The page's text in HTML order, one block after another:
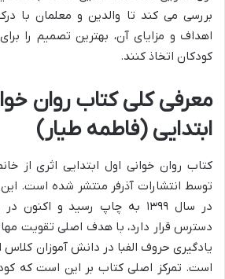
بررسی می کند تا والدین و معلمان با
اهداف و مزایای آن، بهترین تصمیم را
کودکان اتخاذ کنند.
معرفی کلی کتاب روان
ابتدایی (فاطمه طیار)
کتاب روان خوانی اول ابتدایی اثری از
توسط انتشارات آذرفر منتشر شده است. این
در سال ۱۳۹۹ به چاپ رسید و
دسترس قرار دارد، با هدف اصلی تقویت
یادگیری حروف الفبا در دانش آموزان
است. تمرکز اصلی کتاب بر این است که